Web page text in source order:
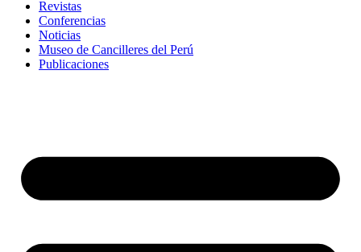
Revistas
Conferencias
Noticias
Museo de Cancilleres del Perú
Publicaciones